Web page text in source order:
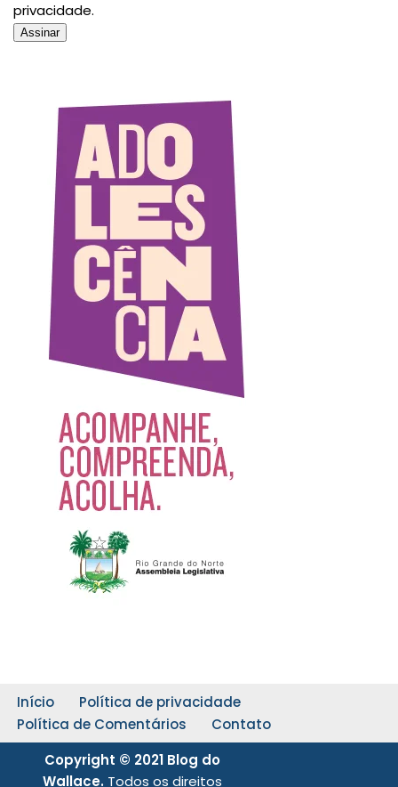
privacidade.
Início
Política de privacidade
Política de Comentários
Contato
Copyright © 2021 Blog do
Wallace. Todos os direitos